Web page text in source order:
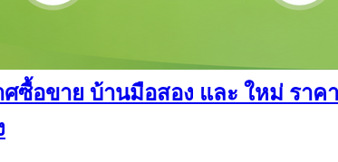
ศซื้อขาย บ้านมือสอง และ ใหม่ รา